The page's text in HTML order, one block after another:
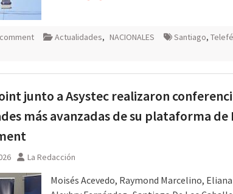
Actualidades, NACIONALES Santiago,
junto a Asystec realizaron
más avanzadas de su plataforma de
La Redacción
Moisés Acevedo, Raymond Marcelino,